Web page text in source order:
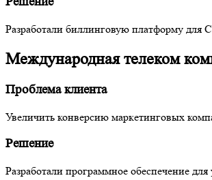
Разработали биллинговую платформу для
Международная телеком
Проблема клиента
Увеличить конверсию маркетинговых
Решение
Разработали программное обеспечение